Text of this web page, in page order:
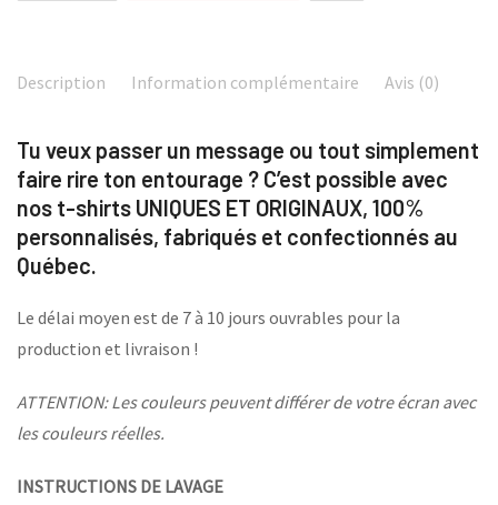
Description Information complémentaire Avis (0)
Tu veux passer un message ou tout simplement
faire rire ton entourage ? C’est possible avec
nos t-shirts UNIQUES ET ORIGINAUX, 100%
personnalisés, fabriqués et confectionnés au
Québec.
Le délai moyen est de 7 à 10 jours ouvrables pour la
production et livraison !
ATTENTION: Les couleurs peuvent différer de votre écran avec
les couleurs réelles.
INSTRUCTIONS DE LAVAGE